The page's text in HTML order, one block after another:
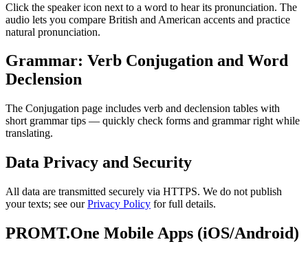
Click the speaker icon next to a word to hear its pronunciation. The
audio lets you compare British and American accents and practice
natural pronunciation.
Grammar: Verb Conjugation and Word
Declension
The Conjugation page includes verb and declension tables with
short grammar tips — quickly check forms and grammar right while
translating.
Data Privacy and Security
All data are transmitted securely via HTTPS. We do not publish
your texts; see ourPrivacy Policy for full details.
PROMT.One Mobile Apps (iOS/Android)